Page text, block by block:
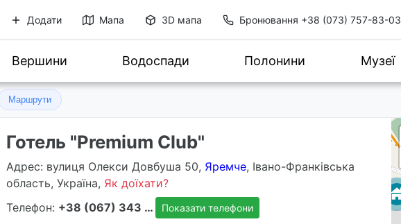
Додати Мапа 3D мапа Бронювання +38 (073) 757-83-03
Вершини Водоспади Полонини Музеї
Маршрути
Готель "Premium Club"
Адрес: вулиця Олекси Довбуша 50, Яремче, Івано-Франківська
область, Україна, Як доїхати?
Телефон:
+38 (067) 343 3400 Показати телефони